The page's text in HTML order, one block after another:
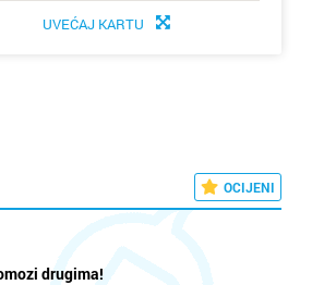
UVEĆAJ KARTU
OCIJENI
drugima!